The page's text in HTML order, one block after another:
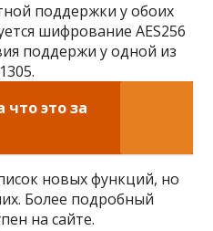
поддержки у обоих
шифрование AES256
поддержи у одной из
что это за
новых функций, но
Более подробный
на сайте.